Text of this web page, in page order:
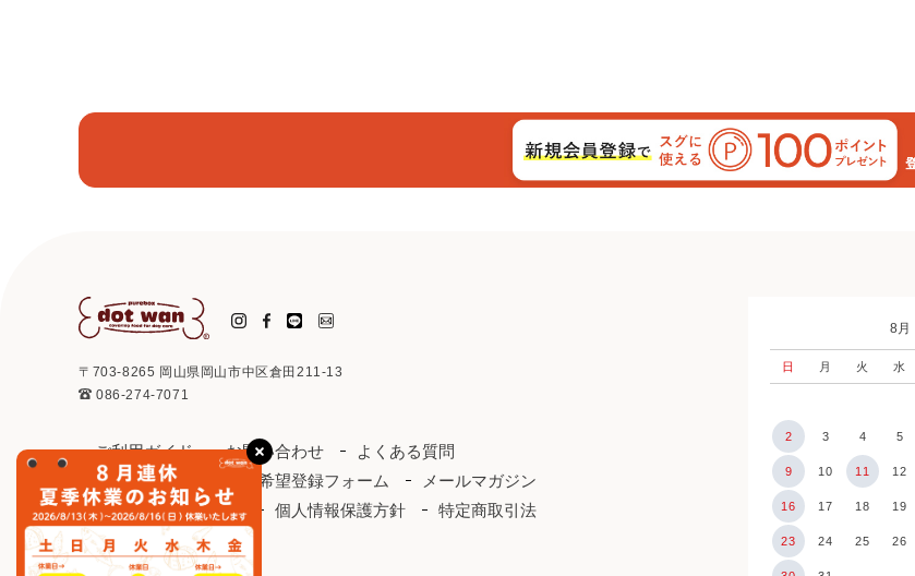
8月
日 月 火 水
2 3 4 5
9 10 11 12
16 17 18 19
23 24 25 26
〒703-8265 岡山県岡山市中区倉田211-13
086-274-7071
ご利用ガイド お問い合わせ
よくある質問
取り扱い店
お取引希望登録フォーム
メールマガジン
ドットわんカタログ
個人情報保護方針
特定商取引法
会社概要
会員規約